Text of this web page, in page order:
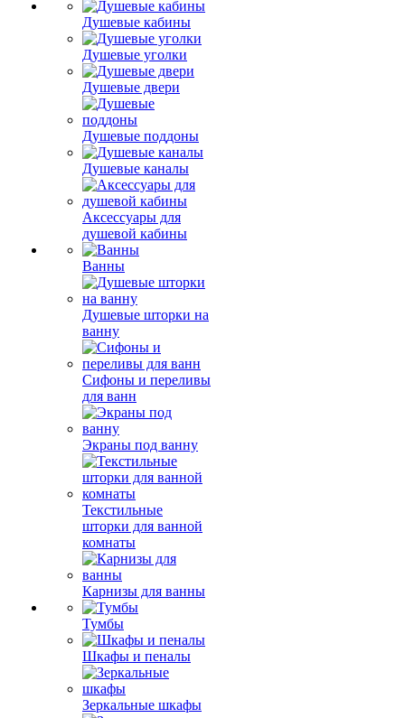
Душевые кабины
Душевые уголки
Душевые двери
Душевые поддоны
Душевые каналы
Аксессуары для
душевой кабины
Ванны
Душевые шторки на
ванну
Сифоны и переливы
для ванн
Экраны под ванну
Текстильные
шторки для ванной
комнаты
Карнизы для ванны
Тумбы
Шкафы и пеналы
Зеркальные шкафы